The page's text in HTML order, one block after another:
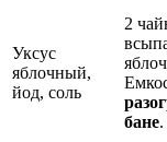
Уксус
яблочный,
йод, соль
2
бане.